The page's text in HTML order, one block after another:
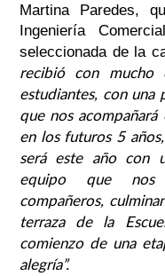
Martina Paredes,
Ingeniería
seleccionada de la
recibió con mucho
estudiantes, con una
que nos
en los futuros 5
será este año con
equipo que nos
compañeros,
terraza de la
comienzo de una
alegría”.